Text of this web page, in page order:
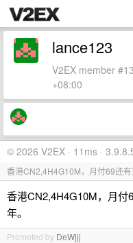
lance123
V2EX member
+08:00
© 2026 V2EX · 11ms ·
香港CN2,4H4G10M，月付69还有
香港CN2,4H4G10M，月
年。
Promoted by DeWjjj